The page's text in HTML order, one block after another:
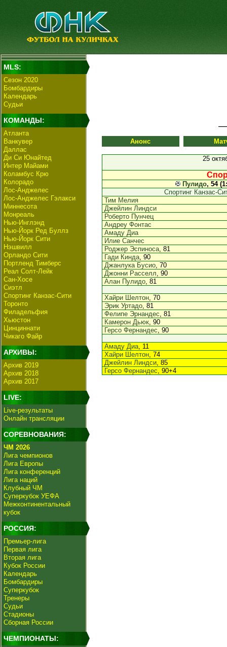
MLS:
Сезон 2020
Бомбардиры
Календарь
Судьи
КОМАНДЫ:
Атланта
Ванкувер
Даллас
Ди Си Юнайтед
Интер Майами
Коламбус Крю
Колорадо
Лос-Анджелес
Лос-Анджелес Гэлакси
Миннесота
Монреаль
Нью-Инглэнд
Нью-Йорк Ред Буллз
Нью-Йорк Сити
Нэшвилл
Орландо Сити
Портленд Тимберс
Реал Солт-Лейк
Сан-Хосе
Сиэтл
Спортинг Канзас-Сити
Торонто
Филадельфия
Хьюстон
Цинциннати
Чикаго Файр
АРХИВЫ:
Архив 2019
Архив 2018
Архив 2017
LIVE:
Live-результаты
Онлайн трансляции
СОРЕВНОВАНИЯ:
ЧМ 2026
Лига чемпионов
Лига Европы
Лига конференций
Лига наций
Клубный ЧМ
Суперкубок УЕФА
Межконтинентальный
кубок
РОССИЯ:
Премьер-лига
Первая лига
Вторая лига
Кубок России
Календарь
Бомбардиры
Суперкубок
Тренеры
Судьи
Стадионы
Сборная России
ЧЕМПИОНАТЫ:
Анонс
25
Пулидо, 54
Спортинг Канзас-
Тим Мелия
Джейлин Линдси
Роберто Пунчец
Андреу Фонтас
Амаду Диа
Илие Санчес
Роджер Эспиноса, 81
Гади Кинда, 90
Джанлука Бусио, 70
Джонни Расселл, 90
Алан Пулидо, 81
Хайри Шелтон, 70
Эрик Уртадо, 81
Фелипе Эрнандес, 81
Камерон Дьюк, 90
Герсо Фернандес, 90
Амаду Диа, 11
Хайри Шелтон, 74
Джейлин Линдси, 85
Герсо Фернандес, 90+4